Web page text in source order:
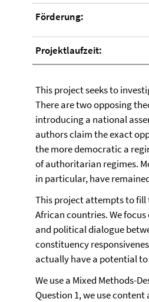
Förderung:
Projektlaufzeit:
This project seeks to
There are two opposing
introducing a national
authors claim the exact
the more democratic a
of authoritarian regimes.
in particular, have
This project attempts to fill
African countries. We
and political dialogue
constituency
actually have a potential
We use a Mixed Methods-
Question 1, we use